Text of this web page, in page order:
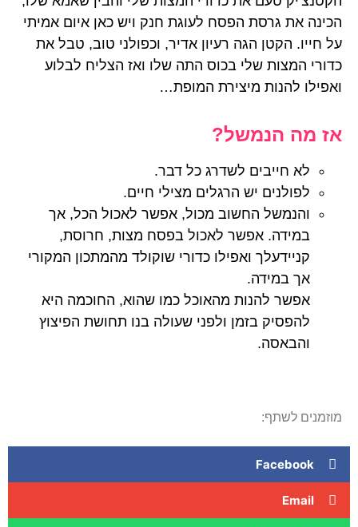
הכינה את גרסת הפסח לעוגת חנק ויש כאן איום אמיתי
על חייו. הקטן הגה רעיון אדיר, וכפולני טוב, טבל את
כדורי המצות שלי בכוס התה שלו ואז הצליח לבלוע
ואפילו להנות מיצירת המופת…
אז מה הנמשל?
לא חייבים לשדרג כל דבר.
לפולנים יש הרגלים מצילי חיים.
והנמשל החשוב מכול, אפשר לאכול הכל, אך
במידה. אפשר לאכול בפסח מצות, חרוסת,
קניידעלך ואפילו כדורי שוקולד מהמתכון המקורי
אך במידה.
אפשר להנות מהאוכל כמו שהוא, החוכמה היא
להפסיק בזמן ולפני שעולה בנו תחושת הפיצוץ
והבאסה.
מוזמנים לשתף:
Facebook
Email